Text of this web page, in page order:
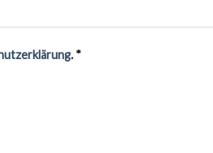
. *